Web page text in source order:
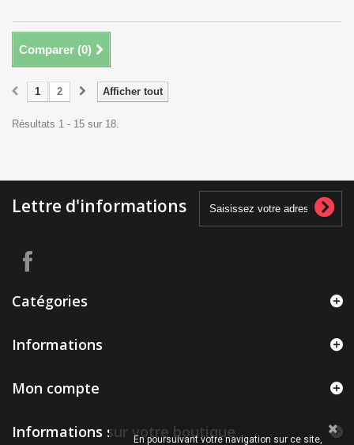
Comparer (0)
Afficher tout
1 2
Résultats 1 - 15 sur 18.
Lettre d'informations
Catégories
Informations
Mon compte
Informations sur votre boutique
En poursuivant votre navigation sur ce site,